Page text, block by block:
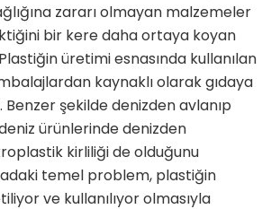
zararı olmayan malzemeler
bir kere daha ortaya koyan
üretimi esnasında kullanılan
kaynaklı olarak gıdaya
şekilde denizden avlanıp
ürünlerinde denizden
kirliliği de olduğunu
temel problem, plastiğin
ve kullanılıyor olmasıyla